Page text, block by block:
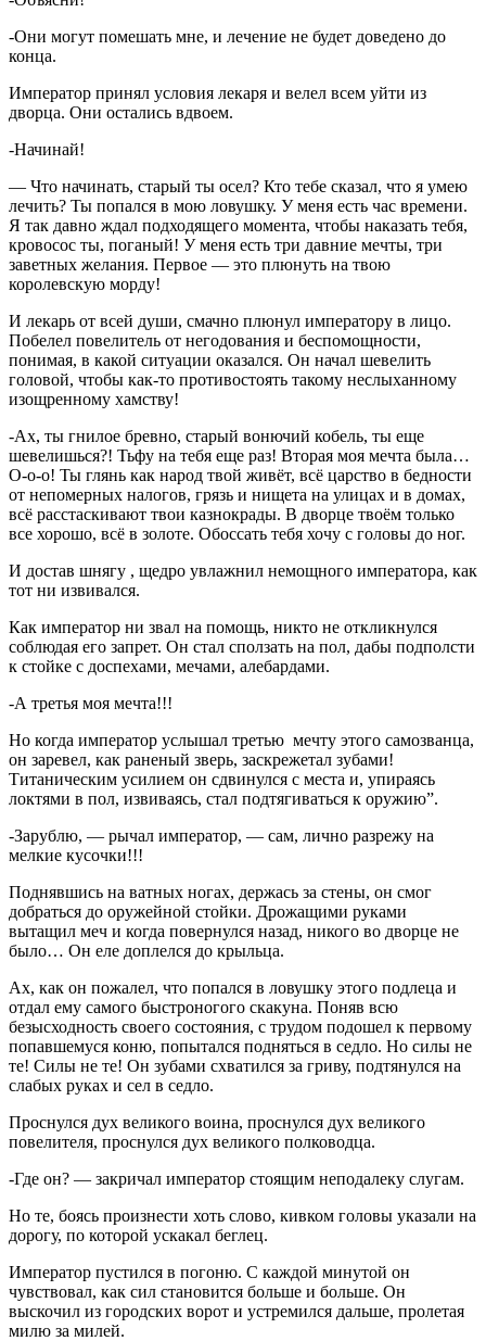
-Они могут помешать мне, и лечение не будет доведено до
конца.
Император принял условия лекаря и велел всем уйти из
дворца. Они остались вдвоем.
-Начинай!
— Что начинать, старый ты осел? Кто тебе сказал, что я умею
лечить? Ты попался в мою ловушку. У меня есть час времени.
Я так давно ждал подходящего момента, чтобы наказать тебя,
кровосос ты, поганый! У меня есть три давние мечты, три
заветных желания. Первое — это плюнуть на твою
королевскую морду!
И лекарь от всей души, смачно плюнул императору в лицо.
Побелел повелитель от негодования и беспомощности,
понимая, в какой ситуации оказался. Он начал шевелить
головой, чтобы как-то противостоять такому неслыханному
изощренному хамству!
-Ах, ты гнилое бревно, старый вонючий кобель, ты еще
шевелишься?! Тьфу на тебя еще раз! Вторая моя мечта была…
О-о-о! Ты глянь как народ твой живёт, всё царство в бедности
от непомерных налогов, грязь и нищета на улицах и в домах,
всё расстаскивают твои казнокрады. В дворце твоём только
все хорошо, всё в золоте. Обоссать тебя хочу с головы до ног.
И достав шнягу , щедро увлажнил немощного императора, как
тот ни извивался.
Как император ни звал на помощь, никто не откликнулся
соблюдая его запрет. Он стал сползать на пол, дабы подполсти
к стойке с доспехами, мечами, алебардами.
-А третья моя мечта!!!
Но когда император услышал третью мечту этого самозванца,
он заревел, как раненый зверь, заскрежетал зубами!
Титаническим усилием он сдвинулся с места и, упираясь
локтями в пол, извиваясь, стал подтягиваться к оружию”.
-Зарублю, — рычал император, — сам, лично разрежу на
мелкие кусочки!!!
Поднявшись на ватных ногах, держась за стены, он смог
добраться до оружейной стойки. Дрожащими руками
вытащил меч и когда повернулся назад, никого во дворце не
было… Он еле доплелся до крыльца.
Ах, как он пожалел, что попался в ловушку этого подлеца и
отдал ему самого быстроногого скакуна. Поняв всю
безысходность своего состояния, с трудом подошел к первому
попавшемуся коню, попытался подняться в седло. Но силы не
те! Силы не те! Он зубами схватился за гриву, подтянулся на
слабых руках и сел в седло.
Проснулся дух великого воина, проснулся дух великого
повелителя, проснулся дух великого полководца.
-Где он? — закричал император стоящим неподалеку слугам.
Но те, боясь произнести хоть слово, кивком головы указали на
дорогу, по которой ускакал беглец.
Император пустился в погоню. С каждой минутой он
чувствовал, как сил становится больше и больше. Он
выскочил из городских ворот и устремился дальше, пролетая
милю за милей.